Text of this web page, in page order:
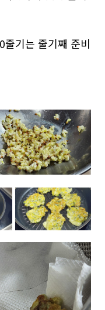
기는 줄기째 준비